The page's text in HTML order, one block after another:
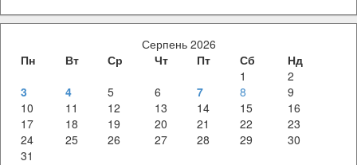
Серпень 2026
Пн
Вт Ср Чт Пт Сб
Нд
1
2
3
4 5 6 7 8
9
10
11 12 13 14 15
16
17
18 19 20 21 22
23
24
25 26 27 28 29
30
31